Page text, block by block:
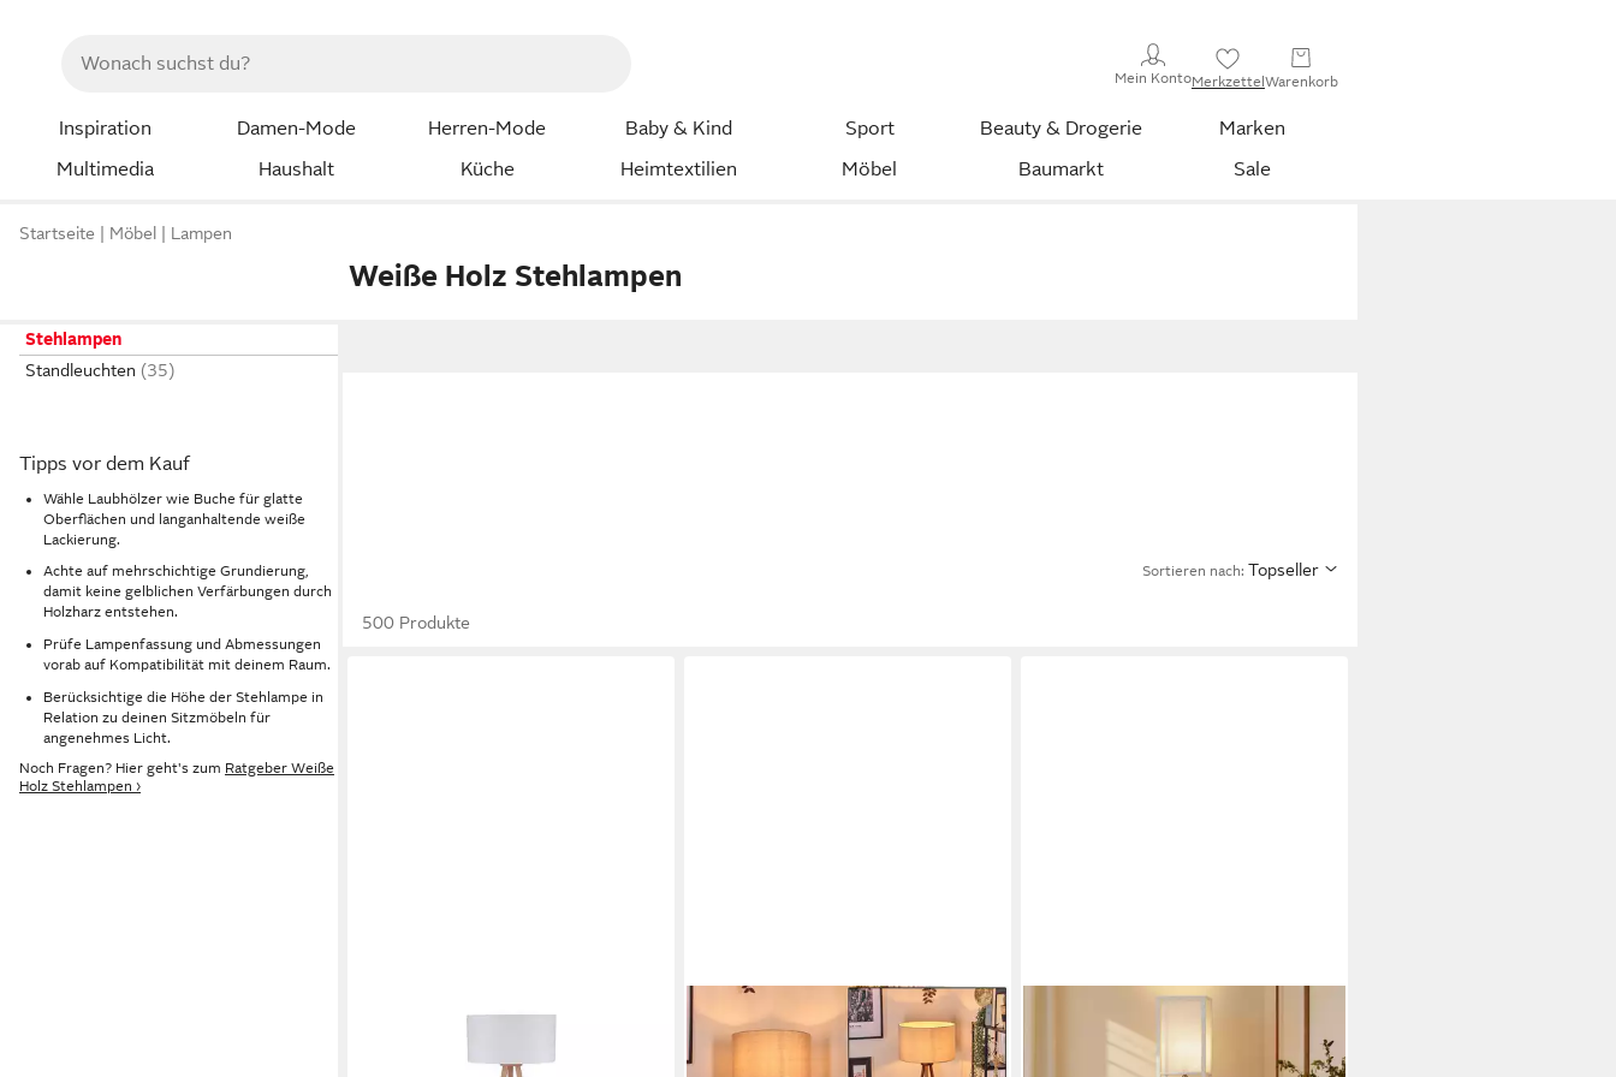
Mein KontoMerkzettelWarenkorb
Inspiration Damen-Mode Herren-Mode Baby & Kind Sport Beauty & Drogerie
Marken
Multimedia
Haushalt Küche Heimtextilien Möbel Baumarkt Sale
Startseite Möbel Lampen
Weiße Holz Stehlampen
Stehlampen
Standleuchten
Tipps vor dem Kauf
Wähle Laubhölzer wie Buche für glatte
Oberflächen und langanhaltende weiße
Lackierung.
Achte auf mehrschichtige Grundierung,
damit keine gelblichen Verfärbungen durch
Holzharz entstehen.
Prüfe Lampenfassung und Abmessungen
vorab auf Kompatibilität mit deinem Raum.
Berücksichtige die Höhe der Stehlampe in
Relation zu deinen Sitzmöbeln für
angenehmes Licht.
Noch Fragen? Hier geht's zum Ratgeber Weiße
Holz Stehlampen ›
Sortieren nach: Topseller
500 Produkte
Stehlampe Stehlampe aus Holz/Stoff
in Dunkelbraun/Beige/Weiß, ohne
Stehlampe Stehlampe mit Regalen
E27 40W Nachttischlampe Acryl